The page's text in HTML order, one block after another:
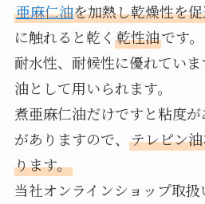
亜麻仁油を加熱し乾燥性を
に触れると乾く 乾性油です。
耐水性、耐候性に優れてい
油として用いられます。
煮亜麻仁油だけですと粘度
がありますので、 テレピン
ります。
当社オンラインショップ取扱